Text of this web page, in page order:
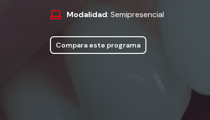
Modalidad: Semipresencial
Compara este programa